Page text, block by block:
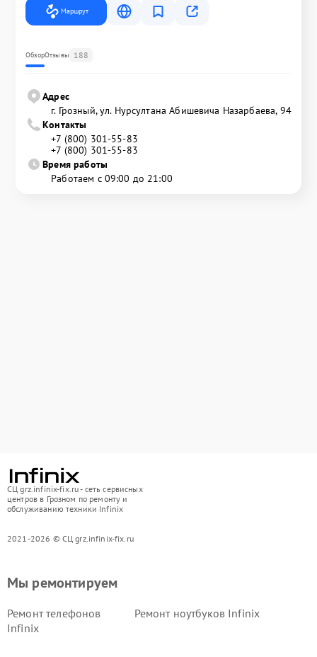
Маршрут
ОбзорОтзывы 188
Адрес
г. Грозный, ул. Нурсултана Абишевича Назарбаева, 94
Контакты
+7 (800) 301-55-83
+7 (800) 301-55-83
Время работы
Работаем с 09:00 до 21:00
СЦ grz.infinix-fix.ru - сеть сервисных
центров в Грозном по ремонту и
обслуживанию техники Infinix
2021-2026 © СЦ grz.infinix-fix.ru
Мы ремонтируем
Ремонт телефонов
Infinix
Ремонт ноутбуков Infinix